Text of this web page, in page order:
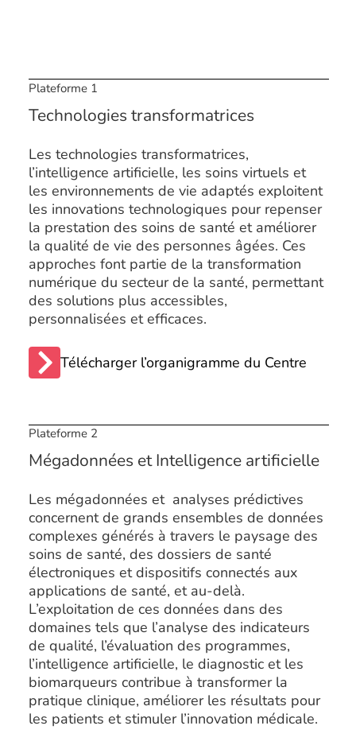
Plateforme 1
Technologies transformatrices
Les technologies transformatrices,
l’intelligence artificielle, les soins virtuels et
les environnements de vie adaptés exploitent
les innovations technologiques pour repenser
la prestation des soins de santé et améliorer
la qualité de vie des personnes âgées. Ces
approches font partie de la transformation
numérique du secteur de la santé, permettant
des solutions plus accessibles,
personnalisées et efficaces.
Télécharger l’organigramme du Centre
Plateforme 2
Mégadonnées et Intelligence artificielle
Les mégadonnées et analyses prédictives
concernent de grands ensembles de données
complexes générés à travers le paysage des
soins de santé, des dossiers de santé
électroniques et dispositifs connectés aux
applications de santé, et au-delà.
L’exploitation de ces données dans des
domaines tels que l’analyse des indicateurs
de qualité, l’évaluation des programmes,
l’intelligence artificielle, le diagnostic et les
biomarqueurs contribue à transformer la
pratique clinique, améliorer les résultats pour
les patients et stimuler l’innovation médicale.